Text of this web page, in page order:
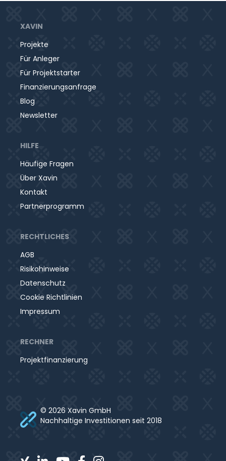
XAVIN
Projekte
Für Anleger
Für Projektstarter
Finanzierungsanfrage
Blog
Newsletter
HILFE
Häufige Fragen
Über Xavin
Kontakt
Partnerprogramm
RECHTLICHES
AGB
Risikohinweise
Datenschutz
Cookie Richtlinien
Impressum
RECHNER
Projektfinanzierung
© 2026 Xavin GmbH
Nachhaltige Investitionen seit 2018